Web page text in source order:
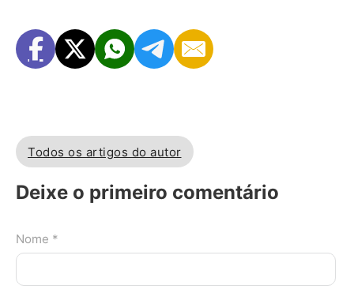
Todos os artigos do autor
Deixe o primeiro comentário
Nome *